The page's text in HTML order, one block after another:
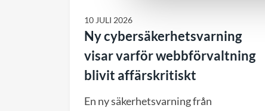
10 JULI 2026
Ny cybersäkerhetsvarning
visar varför webbförvaltning
blivit affärskritiskt
En ny säkerhetsvarning från